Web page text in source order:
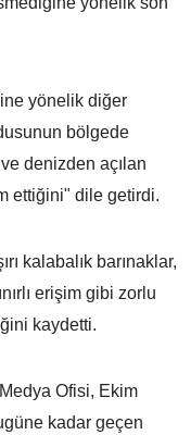
yönelik diğer
bölgede
denizden açılan
ettiğini" dile getirdi.
kalabalık barınaklar,
erişim gibi zorlu
kaydetti.
Ofisi, Ekim
kadar geçen